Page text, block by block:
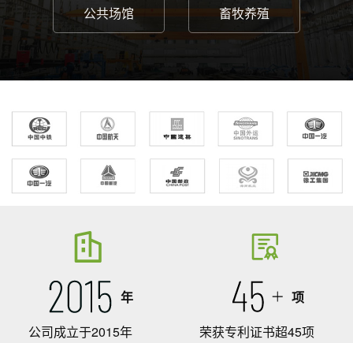
公共场馆 畜牧养殖
年
公司成立于2015年
项
荣获专利证书超45项